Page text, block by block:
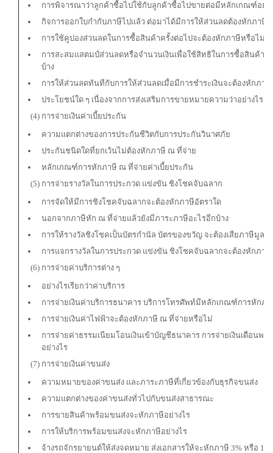
การพิจารณาว่าลูกค้าซื้อไปใช้กับลูกค้าซื้อไปขายต่อมีหลักเกณฑ์อย่
กิจการออกใบกำกับภาษีไปแล้ว ต่อมาได้มีการให้ส่วนลดต้องหักภาษี
การใช้คูปองส่วนลดในการซื้อสินค้าครั้งต่อไปจะต้องหักภาษีหรือไม่
การสะสมแสตมป์ส่วนลดหรือจำนวนเงินเพื่อใช้สิทธิในการซื้อสินค้า
บ้าง
การให้ส่วนลดทันทีกับการให้ส่วนลดเมื่อมีการชำระเงินจะต้องหักภาษี
ประโยชน์ใด ๆ เนื่องจากการส่งเสริมการขายหมายความว่าอย่างไร
(4) การจ่ายเงินค่าเบี้ยประกัน
ความแตกต่างของการประกันชีวิตกับการประกันวินาศภัย
ประกันชนิดใดที่ยกเว้นไม่ต้องหักภาษี ณ ที่จ่าย
หลักเกณฑ์การหักภาษี ณ ที่จ่ายค่าเบี้ยประกัน
(5) การจ่ายรางวัลในการประกวด แข่งขัน ชิงโชคจับฉลาก
การจัดให้มีการชิงโชคจับฉลากจะต้องหักภาษีอัตราใด
นอกจากภาษีหัก ณ ที่จ่ายแล้วยังมีภาระภาษีอะไรอีกบ้าง
การให้รางวัลชิงโชคเป็นบัตรกำนัล บัตรของขวัญ จะต้องเสียภาษีมูลค่
การแจกรางวัลในการประกวด แข่งขัน ชิงโชคจับฉลากจะต้องหักภา
(6) การจ่ายค่าบริการต่าง ๆ
อย่างไรเรียกว่าค่าบริการ
การจ่ายเงินค่าบริการธนาคาร บริการโทรศัพท์มีหลักเกณฑ์การหักภ
การจ่ายเงินค่าไฟฟ้าจะต้องหักภาษี ณ ที่จ่ายหรือไม่
การจ่ายค่าธรรมเนียมโอนเงินเข้าบัญชีธนาคาร การจ่ายเงินเดือน
อย่างไร
(7) การจ่ายเงินค่าขนส่ง
ความหมายของค่าขนส่ง และภาระภาษีที่เกี่ยวข้องกับธุรกิจขนส่ง
ความแตกต่างของค่าขนส่งทั่วไปกับขนส่งสาธารณะ
การขายสินค้าพร้อมขนส่งจะหักภาษีอย่างไร
การให้บริการพร้อมขนส่งจะหักภาษีอย่างไร
จ้างรถจักรยายนต์ให้ส่งจดหมาย ส่งเอกสารให้จะหักภาษี 3% หรือ 1%